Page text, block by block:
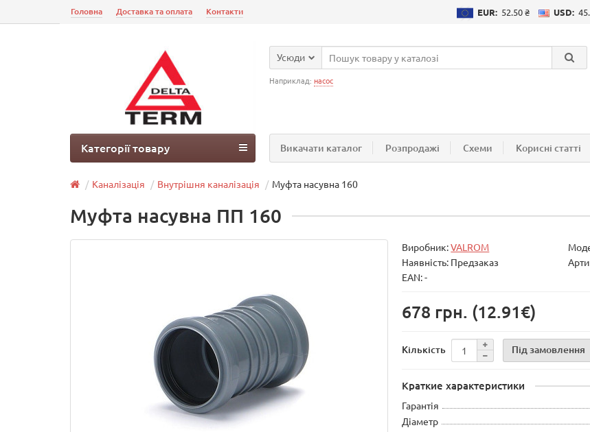
EUR: 52.50 ₴ USD:
Головна Доставка та оплата Контакти
Усюди
Наприклад: насос
Викачати каталог Розпродажі Схеми Корисні статті
Категорії товару
Каналізація Внутрішня каналізація Муфта насувна 160
Муфта насувна ПП 160
Виробник:VALROM
Наявність: Предзаказ
EAN: -
678 грн. (12.91€)
Кількість Під замовлення
Краткие характеристики
Гарантія
Діаметр